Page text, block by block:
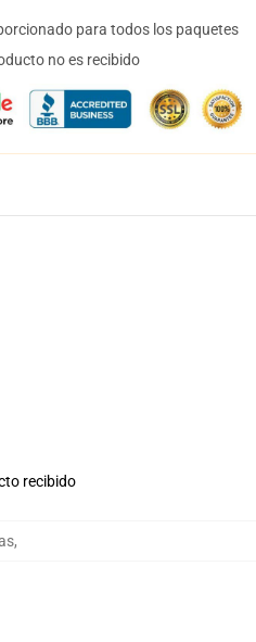
para todos los paquetes
no es recibido
recibido
,